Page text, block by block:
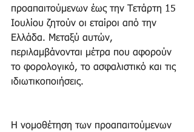
προαπαιτούμενων έως την Τετάρτη 15
Ιουλίου ζητούν οι εταίροι από την
Ελλάδα. Μεταξύ αυτών,
περιλαμβάνονται μέτρα που αφορούν
το φορολογικό, το ασφαλιστικό και τις
ιδιωτικοποιήσεις.
Η νομοθέτηση των προαπαιτούμενων